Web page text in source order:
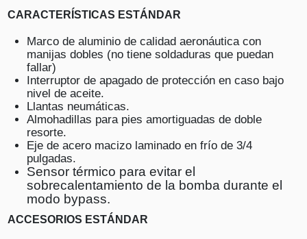
CARACTERÍSTICAS ESTÁNDAR
Marco de aluminio de calidad aeronáutica con
manijas dobles (no tiene soldaduras que puedan
fallar)
Interruptor de apagado de protección en caso bajo
nivel de aceite.
Llantas neumáticas.
Almohadillas para pies amortiguadas de doble
resorte.
Eje de acero macizo laminado en frío de 3/4
pulgadas.
Sensor térmico para evitar el
sobrecalentamiento de la bomba durante el
modo bypass.
ACCESORIOS ESTÁNDAR